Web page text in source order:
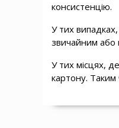
консистенцію.
У тих
звичайним або
У тих місцях,
картону.